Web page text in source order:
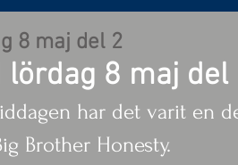
8 maj del 2
lördag 8 maj del
har det varit en
Brother Honesty.